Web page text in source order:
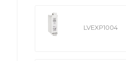
LVEXP1004